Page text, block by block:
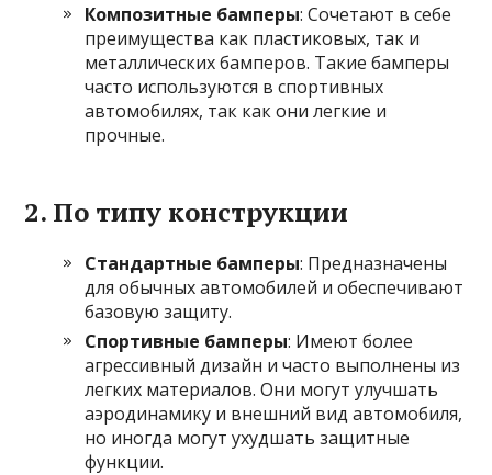
Композитные бамперы: Сочетают в себе
преимущества как пластиковых, так и
металлических бамперов. Такие бамперы
часто используются в спортивных
автомобилях, так как они легкие и
прочные.
2. По типу конструкции
Стандартные бамперы: Предназначены
для обычных автомобилей и обеспечивают
базовую защиту.
Спортивные бамперы: Имеют более
агрессивный дизайн и часто выполнены из
легких материалов. Они могут улучшать
аэродинамику и внешний вид автомобиля,
но иногда могут ухудшать защитные
функции.